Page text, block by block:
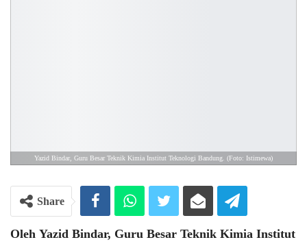
Yazid Bindar, Guru Besar Teknik Kimia Institut Teknologi Bandung. (Foto: Istimewa)
Share
Oleh Yazid Bindar, Guru Besar Teknik Kimia Institut